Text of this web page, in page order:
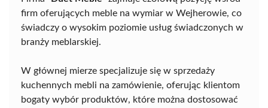
firm oferujących meble na wymiar w Wejherowie, co
świadczy o wysokim poziomie usług świadczonych w
branży meblarskiej.
W głównej mierze specjalizuje się w sprzedaży
kuchennych mebli na zamówienie, oferując klientom
bogaty wybór produktów, które można dostosować